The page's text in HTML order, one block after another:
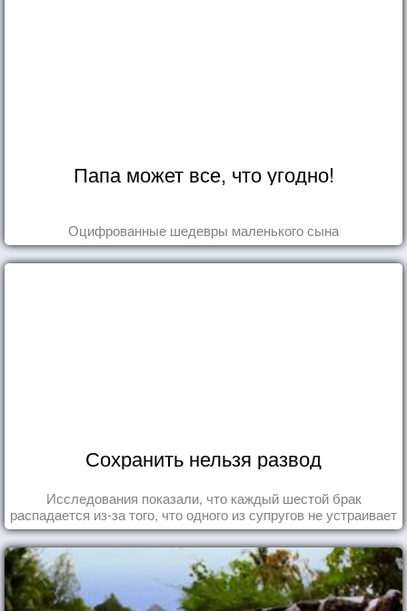
Папа может все, что угодно!
Оцифрованные шедевры маленького сына
Сохранить нельзя развод
Исследования показали, что каждый шестой брак
распадается из-за того, что одного из супругов не устраивает
та роль, которая выпала ему в семье.